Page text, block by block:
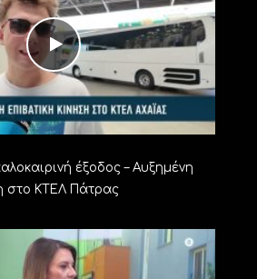
έξοδος – Αυξημένη
στο ΚΤΕΛ Πάτρας